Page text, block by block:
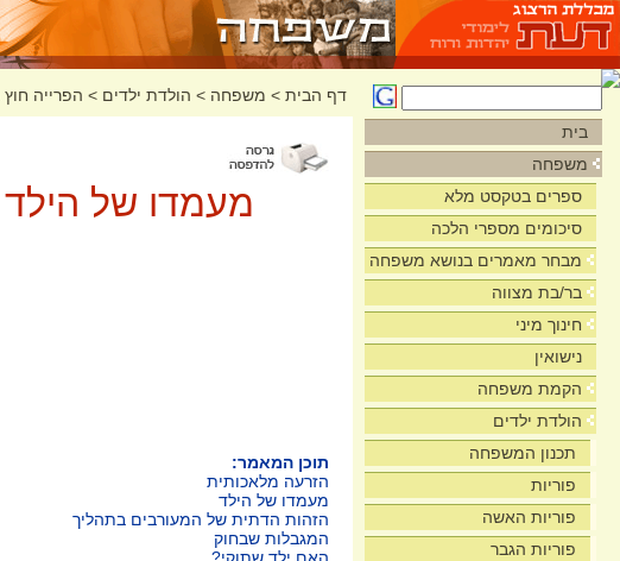
בית
משפחה
ספרים בטקסט מלא
סיכומים מספרי הלכה
מבחר מאמרים בנושא משפחה
בר/בת מצווה
חינוך מיני
נישואין
הקמת משפחה
הולדת ילדים
תכנון המשפחה
פוריות
פוריות האשה
פוריות הגבר
דף הבית > משפחה > הולדת ילדים > הפרייה חוץ
מעמדו של הילד
תוכן המאמר:
הזרעה מלאכותית
מעמדו של הילד
הזהות הדתית של המעורבים בתהליך
המגבלות שבחוק
האם ילד שתוקי?